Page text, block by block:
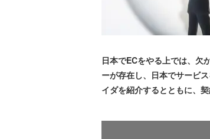
日本でECをやる上では、欠
ーが存在し、日本でサービ
イダを紹介するとともに、